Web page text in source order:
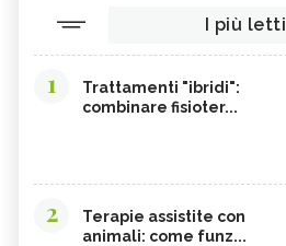
I più letti
1
Trattamenti "ibridi":
combinare fisioter...
2
Terapie assistite con
animali: come funz...